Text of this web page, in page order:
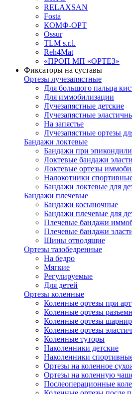
RELAXSAN
Fosta
КОМФ-ОРТ
Ossur
TLM s.r.l.
Reh4Mat
«ПРОП МП «ОРТЕЗ»
Фиксаторы на суставы
Ортезы лучезапястные
Для большого пальца
Для иммобилизации
Лучезапястные детские
Лучезапястные
На запястье
Лучезапястные ортезы
Бандажи локтевые
Бандажи при
Локтевые бандажи
Локтевые ортезы
Налокотники
Бандажи локтевые для
Бандажи плечевые
Бандажи косыночные
Бандажи плечевые для
Плечевые бандажи
Плечевые бандажи
Шины отводящие
Ортезы тазобедренные
На бедро
Мягкие
Регулируемые
Для детей
Ортезы коленные
Коленные ортезы при
Коленные ортезы
Коленные ортезы
Коленные ортезы
Коленные туторы
Наколенники детские
Наколенники
Ортезы на коленное
Ортезы на коленную
Послеоперационные